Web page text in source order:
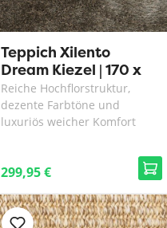
Teppich Xilento
Dream Kiezel | 170 x
230 cm
Reiche Hochflorstruktur,
dezente Farbtöne und
luxuriös weicher Komfort
299,95 €